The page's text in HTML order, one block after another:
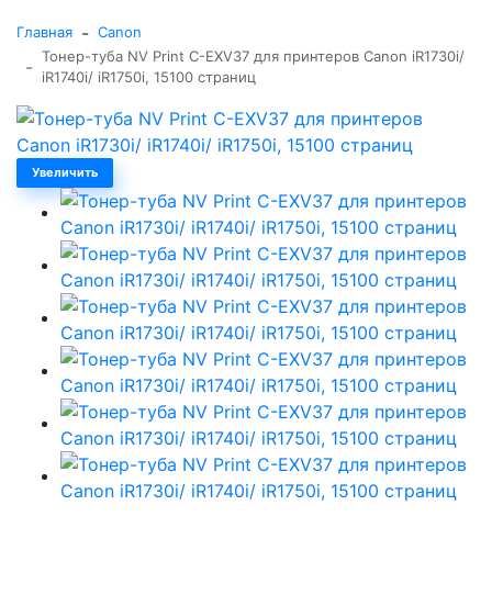
Главная - Canon
- Тонер-туба NV Print C-EXV37 для принтеров Canon iR1730i/
iR1740i/ iR1750i, 15100 страниц
Увеличить